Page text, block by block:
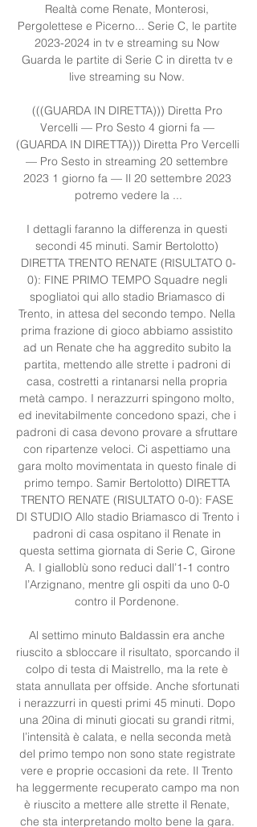
Realtà come Renate, Monterosi,
Pergolettese e Picerno... Serie C, le partite
2023-2024 in tv e streaming su Now
Guarda le partite di Serie C in diretta tv e
live streaming su Now.
(((GUARDA IN DIRETTA))) Diretta Pro
Vercelli — Pro Sesto 4 giorni fa —
(GUARDA IN DIRETTA))) Diretta Pro Vercelli
— Pro Sesto in streaming 20 settembre
2023 1 giorno fa — Il 20 settembre 2023
potremo vedere la ...
I dettagli faranno la differenza in questi
secondi 45 minuti. Samir Bertolotto)
DIRETTA TRENTO RENATE (RISULTATO 0-
0): FINE PRIMO TEMPO Squadre negli
spogliatoi qui allo stadio Briamasco di
Trento, in attesa del secondo tempo. Nella
prima frazione di gioco abbiamo assistito
ad un Renate che ha aggredito subito la
partita, mettendo alle strette i padroni di
casa, costretti a rintanarsi nella propria
metà campo. I nerazzurri spingono molto,
ed inevitabilmente concedono spazi, che i
padroni di casa devono provare a sfruttare
con ripartenze veloci. Ci aspettiamo una
gara molto movimentata in questo finale di
primo tempo. Samir Bertolotto) DIRETTA
TRENTO RENATE (RISULTATO 0-0): FASE
DI STUDIO Allo stadio Briamasco di Trento i
padroni di casa ospitano il Renate in
questa settima giornata di Serie C, Girone
A. I gialloblù sono reduci dall’1-1 contro
l’Arzignano, mentre gli ospiti da uno 0-0
contro il Pordenone.
Al settimo minuto Baldassin era anche
riuscito a sbloccare il risultato, sporcando il
colpo di testa di Maistrello, ma la rete è
stata annullata per offside. Anche sfortunati
i nerazzurri in questi primi 45 minuti. Dopo
una 20ina di minuti giocati su grandi ritmi,
l’intensità è calata, e nella seconda metà
del primo tempo non sono state registrate
vere e proprie occasioni da rete. Il Trento
ha leggermente recuperato campo ma non
è riuscito a mettere alle strette il Renate,
che sta interpretando molto bene la gara.